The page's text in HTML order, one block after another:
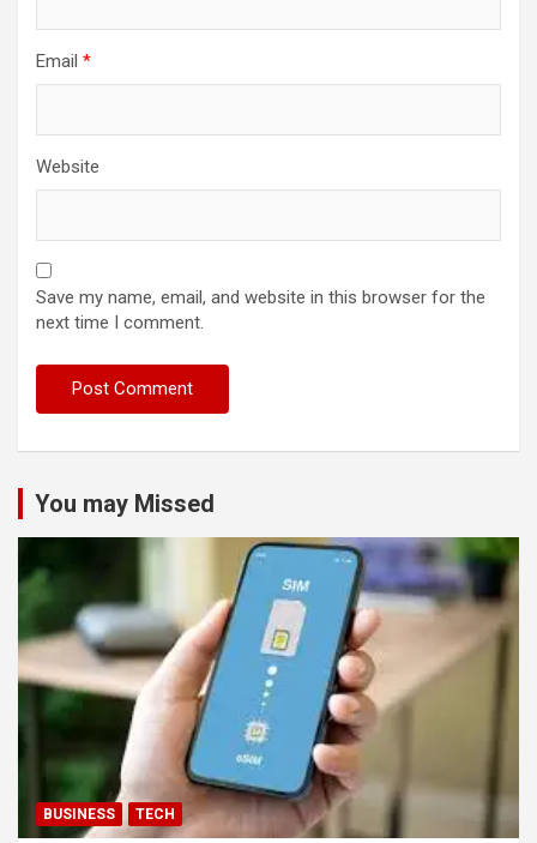
Email *
Website
Save my name, email, and website in this browser for the
next time I comment.
You may Missed
BUSINESS TECH